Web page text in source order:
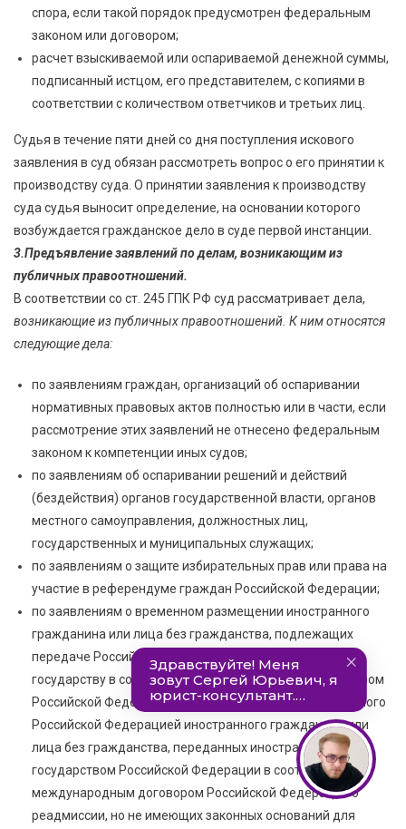
спора, если такой порядок предусмотрен федеральным
законом или договором;
расчет взыскиваемой или оспариваемой денежной суммы,
подписанный истцом, его представителем, с копиями в
соответствии с количеством ответчиков и третьих лиц.
Судья в течение пяти дней со дня поступления искового
заявления в суд обязан рассмотреть вопрос о его принятии к
производству суда. О принятии заявления к производству
суда судья выносит определение, на основании которого
возбуждается гражданское дело в суде первой инстанции.
3.Предъявление заявлений по делам, возникающим из
публичных правоотношений.
В соответствии со ст. 245 ГПК РФ суд рассматривает дела,
возникающие из публичных правоотношений. К ним относятся
следующие дела:
по заявлениям граждан, организаций об оспаривании
нормативных правовых актов полностью или в части, если
рассмотрение этих заявлений не отнесено федеральным
законом к компетенции иных судов;
по заявлениям об оспаривании решений и действий
(бездействия) органов государственной власти, органов
местного самоуправления, должностных лиц,
государственных и муниципальных служащих;
по заявлениям о защите избирательных прав или права на
участие в референдуме граждан Российской Федерации;
по заявлениям о временном размещении иностранного
гражданина или лица без гражданства, подлежащих
передаче Российской Федерацией иностранному
государству в соответствии с международным договором
Российской Федерации о реадмиссии, либо принимаемого
Российской Федерацией иностранного гражданина или
лица без гражданства, переданных иностранным
государством Российской Федерации в соответствии с
международным договором Российской Федерации о
реадмиссии, но не имеющих законных оснований для